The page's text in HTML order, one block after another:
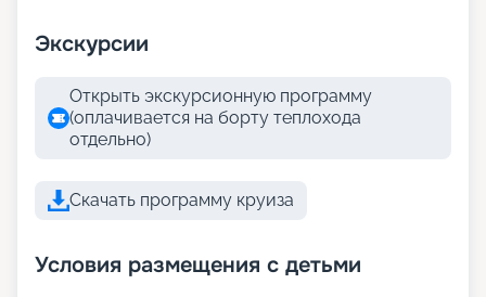
Экскурсии
Открыть экскурсионную программу
(оплачивается на борту теплохода
отдельно)
Скачать программу круиза
Условия размещения с детьми